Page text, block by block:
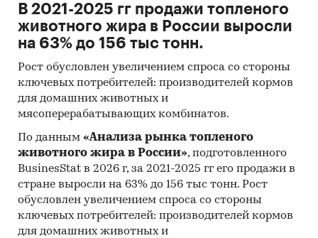
В 2021-2025 гг продажи топленого
животного жира в России выросли
на 63% до 156 тыс тонн.
Рост обусловлен увеличением спроса со стороны
ключевых потребителей: производителей кормов
для домашних животных и
мясоперерабатывающих комбинатов.
По данным «Анализа рынка топленого
животного жира в России», подготовленного
BusinesStat в 2026 г, за 2021-2025 гг его продажи в
стране выросли на 63% до 156 тыс тонн. Рост
обусловлен увеличением спроса со стороны
ключевых потребителей: производителей кормов
для домашних животных и